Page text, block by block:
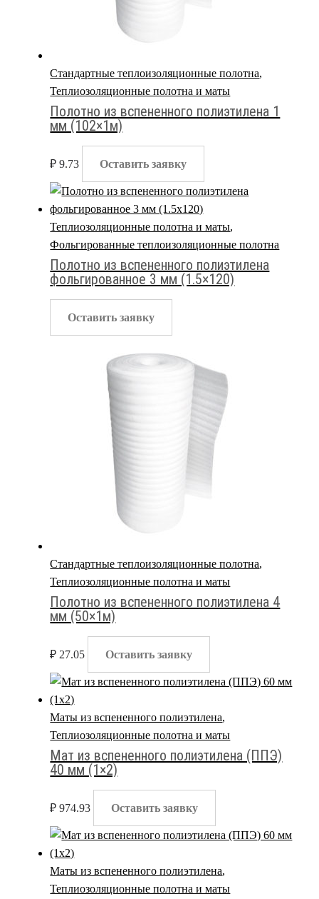
Стандартные теплоизоляционные полотна,
Теплиозоляционные полотна и маты
Полотно из вспененного полиэтилена 1
мм (102×1м)
₽ 9.73 Оставить заявку
Теплиозоляционные полотна и маты,
Фольгированные теплоизоляционные полотна
Полотно из вспененного полиэтилена
фольгированное 3 мм (1.5×120)
Оставить заявку
Стандартные теплоизоляционные полотна,
Теплиозоляционные полотна и маты
Полотно из вспененного полиэтилена 4
мм (50×1м)
₽ 27.05 Оставить заявку
Маты из вспененного полиэтилена,
Теплиозоляционные полотна и маты
Мат из вспененного полиэтилена (ППЭ)
40 мм (1×2)
₽ 974.93 Оставить заявку
Маты из вспененного полиэтилена,
Теплиозоляционные полотна и маты